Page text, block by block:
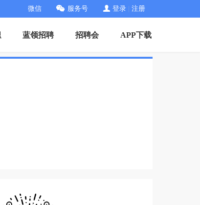
微信 服务号 登录 注册
蓝领招聘 招聘会 APP下载